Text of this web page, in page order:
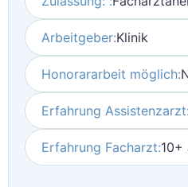
Arbeitgeber:Klinik
Honorararbeit möglich:
Erfahrung Assistenzarzt:
Erfahrung Facharzt:10+